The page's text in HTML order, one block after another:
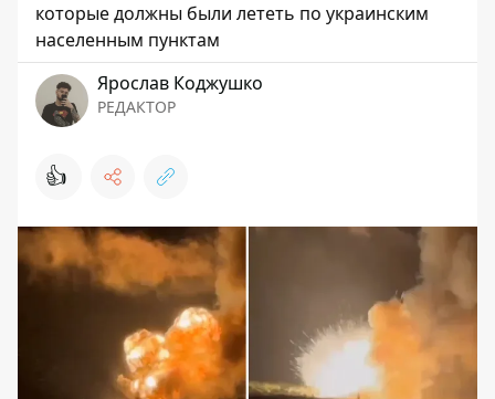
которые должны были лететь по украинским
населенным пунктам
Ярослав Коджушко
РЕДАКТОР
👍